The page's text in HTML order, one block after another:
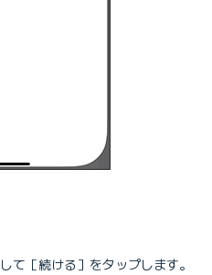
て［続ける］をタップします。